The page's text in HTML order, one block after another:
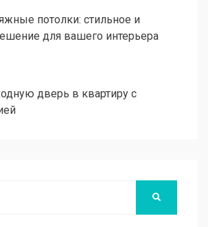
потолки: стильное и
для вашего интерьера
дверь в квартиру с